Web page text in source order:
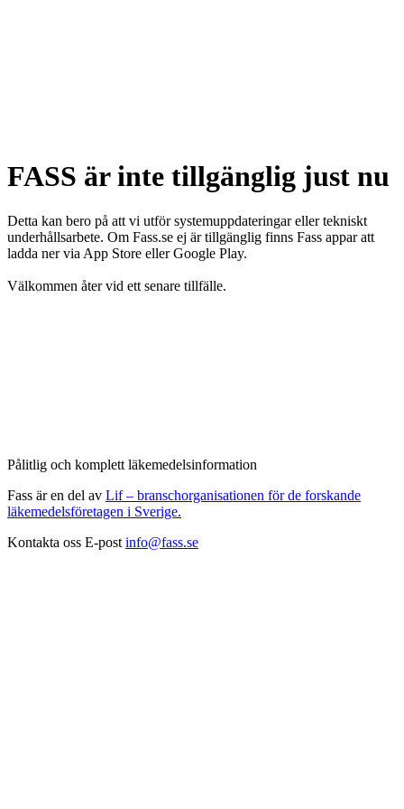
FASS är inte tillgänglig just nu
Detta kan bero på att vi utför systemuppdateringar eller tekniskt
underhållsarbete. Om Fass.se ej är tillgänglig finns Fass appar att
ladda ner via App Store eller Google Play.
Välkommen åter vid ett senare tillfälle.
Pålitlig och komplett läkemedelsinformation
Fass är en del av Lif – branschorganisationen för de forskande
läkemedelsföretagen i Sverige.
Kontakta oss E-post info@fass.se